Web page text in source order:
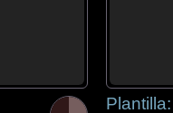
Plantilla: